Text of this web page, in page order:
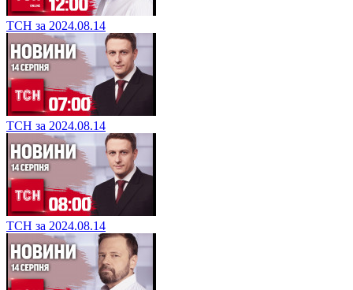
ТСН за 2024.08.14
ТСН за 2024.08.14
ТСН за 2024.08.14